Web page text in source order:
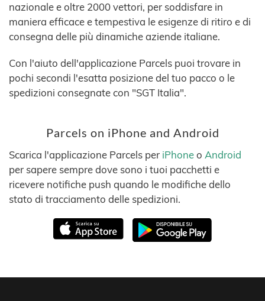
nazionale e oltre 2000 vettori, per soddisfare in
maniera efficace e tempestiva le esigenze di ritiro e di
consegna delle più dinamiche aziende italiane.
Con l'aiuto dell'applicazione Parcels puoi trovare in
pochi secondi l'esatta posizione del tuo pacco o le
spedizioni consegnate con "SGT Italia".
Parcels on iPhone and Android
Scarica l'applicazione Parcels per iPhoneo Android
per sapere sempre dove sono i tuoi pacchetti e
ricevere notifiche push quando le modifiche dello
stato di tracciamento delle spedizioni.